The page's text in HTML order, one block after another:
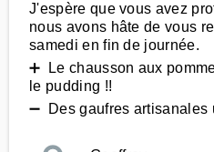
J'espère que vous avez
nous avons hâte de vous
samedi en fin de journée.
➕ Le chausson aux
le pudding !!
➖ Des gaufres artisanales